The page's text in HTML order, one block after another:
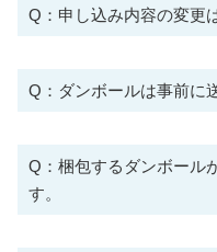
Q：申し込み内容の変更
Q：ダンボールは事前に
Q：梱包するダンボール
す。